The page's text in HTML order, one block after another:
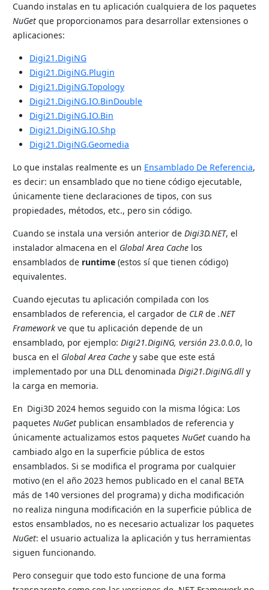
Cuando instalas en tu aplicación cualquiera de los paquetes
NuGet que proporcionamos para desarrollar extensiones o
aplicaciones:
Digi21.DigiNG
Digi21.DigiNG.Plugin
Digi21.DigiNG.Topology
Digi21.DigiNG.IO.BinDouble
Digi21.DigiNG.IO.Bin
Digi21.DigiNG.IO.Shp
Digi21.DigiNG.Geomedia
Lo que instalas realmente es un Ensamblado De Referencia,
es decir: un ensamblado que no tiene código ejecutable,
únicamente tiene declaraciones de tipos, con sus
propiedades, métodos, etc., pero sin código.
Cuando se instala una versión anterior de Digi3D.NET, el
instalador almacena en el Global Area Cache los
ensamblados de runtime (estos sí que tienen código)
equivalentes.
Cuando ejecutas tu aplicación compilada con los
ensamblados de referencia, el cargador de CLR de .NET
Framework ve que tu aplicación depende de un
ensamblado, por ejemplo: Digi21.DigiNG, versión 23.0.0.0, lo
busca en el Global Area Cache y sabe que este está
implementado por una DLL denominada Digi21.DigiNG.dll y
la carga en memoria.
En Digi3D 2024 hemos seguido con la misma lógica: Los
paquetes NuGet publican ensamblados de referencia y
únicamente actualizamos estos paquetes NuGet cuando ha
cambiado algo en la superficie pública de estos
ensamblados. Si se modifica el programa por cualquier
motivo (en el año 2023 hemos publicado en el canal BETA
más de 140 versiones del programa) y dicha modificación
no realiza ninguna modificación en la superficie pública de
estos ensamblados, no es necesario actualizar los paquetes
NuGet: el usuario actualiza la aplicación y tus herramientas
siguen funcionando.
Pero conseguir que todo esto funcione de una forma